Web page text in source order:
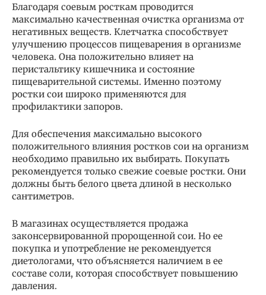
Благодаря соевым росткам проводится
максимально качественная очистка организма от
негативных веществ. Клетчатка способствует
улучшению процессов пищеварения в организме
человека. Она положительно влияет на
перистальтику кишечника и состояние
пищеварительной системы. Именно поэтому
ростки сои широко применяются для
профилактики запоров.
Для обеспечения максимально высокого
положительного влияния ростков сои на организм
необходимо правильно их выбирать. Покупать
рекомендуется только свежие соевые ростки. Они
должны быть белого цвета длиной в несколько
сантиметров.
В магазинах осуществляется продажа
законсервированной пророщенной сои. Но ее
покупка и употребление не рекомендуется
диетологами, что объясняется наличием в ее
составе соли, которая способствует повышению
давления.